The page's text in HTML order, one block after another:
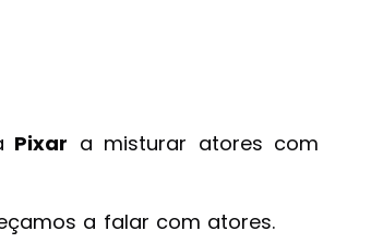
Pixar a misturar atores com
a falar com atores.